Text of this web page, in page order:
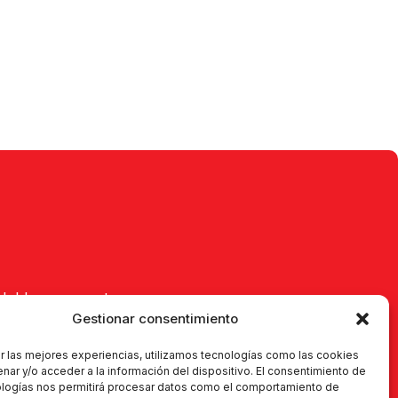
Gestionar consentimiento
las mejores experiencias, utilizamos tecnologías como las cookies
y/o acceder a la información del dispositivo. El consentimiento de
nos permitirá procesar datos como el comportamiento de
con nosotros
Objetos perdidos
y reclamaciones